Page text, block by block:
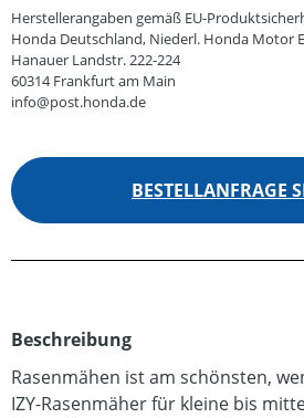
Herstellerangaben gemäß EU-
Honda Deutschland, Niederl. Honda Motor
Hanauer Landstr. 222-224
60314 Frankfurt am Main
info@post.honda.de
BESTELLANFRAGE
Beschreibung
Rasenmähen ist am schönsten,
IZY-Rasenmäher für kleine bis